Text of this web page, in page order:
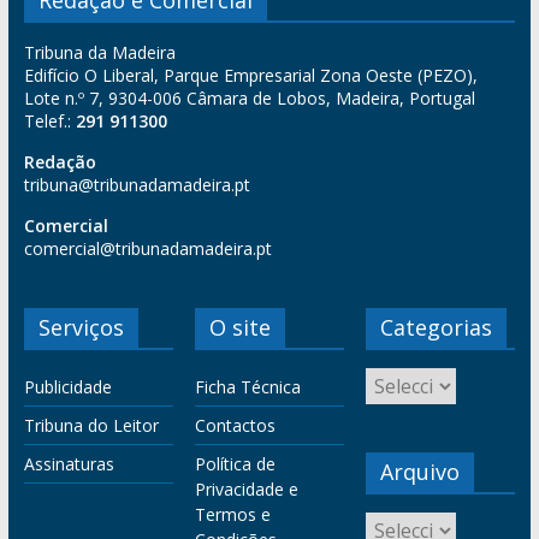
Tribuna da Madeira
Edifício O Liberal, Parque Empresarial Zona Oeste (PEZO),
Lote n.º 7, 9304-006 Câmara de Lobos, Madeira, Portugal
Telef.: 291 911300
Redação
tribuna@tribunadamadeira.pt
Comercial
comercial@tribunadamadeira.pt
Serviços
Publicidade
Tribuna do Leitor
Assinaturas
O site
Ficha Técnica
Contactos
Política de
Privacidade e
Termos e
Categorias
Arquivo